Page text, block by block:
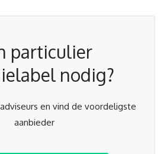
particulier
nodig?
en vind de voordeligste
aanbieder